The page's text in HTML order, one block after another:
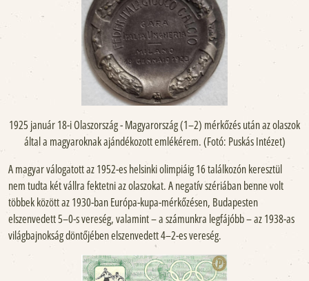
1925 január 18-i Olaszország - Magyarország (1–2) mérkőzés után az olaszok
által a magyaroknak ajándékozott emlékérem. (Fotó: Puskás Intézet)
A magyar válogatott az 1952-es helsinki olimpiáig 16 találkozón keresztül
nem tudta két vállra fektetni az olaszokat. A negatív szériában benne volt
többek között az 1930-ban Európa-kupa-mérkőzésen, Budapesten
elszenvedett 5–0-s vereség, valamint – a számunkra legfájóbb – az 1938-as
világbajnokság döntőjében elszenvedett 4–2-es vereség.